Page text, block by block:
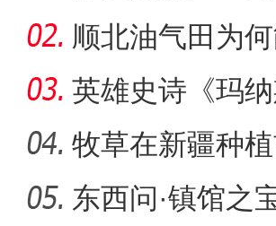
阿克苏好
顺北油气田为
名的项
英雄史诗《玛
牧草在新疆种
东西问·镇馆之